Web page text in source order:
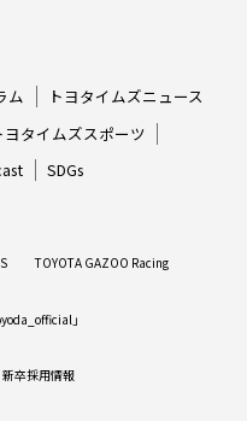
ム
トヨタイムズニュース
ヨタイムズスポーツ
SDGs
TOYOTA GAZOO Racing
」
新卒採用情報